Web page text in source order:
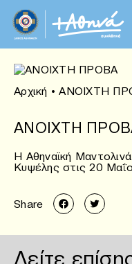
Αρχική •ANOIXTH
ANOIXTH
Η Αθηναϊκή
Κυψέλης στις 20
Share
Δείτε